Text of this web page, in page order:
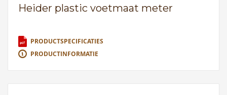
Heider plastic voetmaat meter
PRODUCTSPECIFICATIES
PRODUCTINFORMATIE